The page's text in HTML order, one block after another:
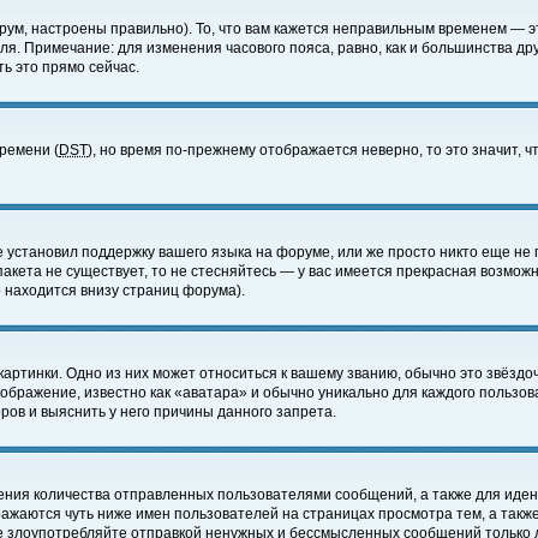
настроены правильно). То, что вам кажется неправильным временем —
Примечание: для изменения часового пояса, равно, как и большинства
это прямо сейчас.
(DST), но время по-прежнему отображается неверно, то это значит,
поддержку вашего языка на форуме, или же просто никто еще
не существует, то не стесняйтесь — у вас имеется прекрасная
внизу страниц форума).
Одно из них может относиться к вашему званию, обычно это
известно как «аватара» и обычно уникально для каждого
и выяснить у него причины данного запрета.
количества отправленных пользователями сообщений, а также для
чуть ниже имен пользователей на страницах просмотра тем, а
отправкой ненужных и бессмысленных сообщений